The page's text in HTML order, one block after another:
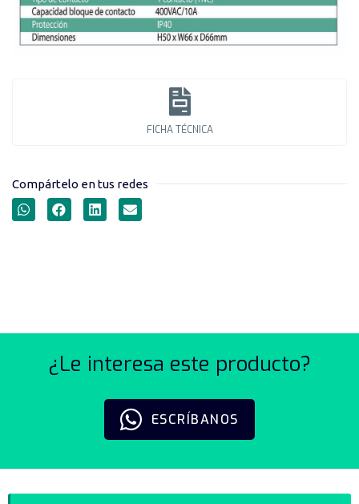
FICHA TÉCNICA
Compártelo en tus redes
¿Le interesa este producto?
ESCRÍBANOS